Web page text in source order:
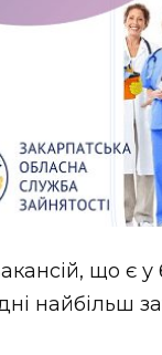
що є у
найбільш